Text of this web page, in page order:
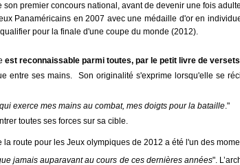
son premier concours national, avantde devenir une fois
Panaméricains en 2007 avec une médaille d'or en
pour la finale d'une coupe du monde (2012).
est reconnaissable parmi toutes, par le petit livre de
entre ses mains. Son originalité s'exprime lorsqu'elle se
exerce mes mains au combat, mes doigts pour la bataille ."
toutes ses forces sur sa cible.
route pour les Jeux olympiques de 2012 a été l'un des
jamais auparavant au cours de ces dernières années".